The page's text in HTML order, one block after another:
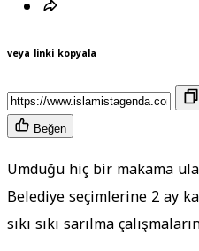
veya linki kopyala
Beğen
Umduğu hiç bir makama
Belediye seçimlerine 2 ay
sıkı sıkı sarılma